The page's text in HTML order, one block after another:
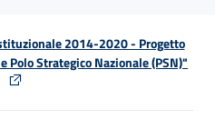
2014-2020 - Progetto
Strategico Nazionale (PSN)"